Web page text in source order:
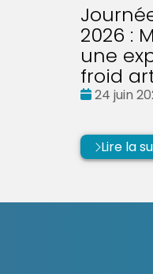
2026 :
une
froid
Date
24 juin
Lire la